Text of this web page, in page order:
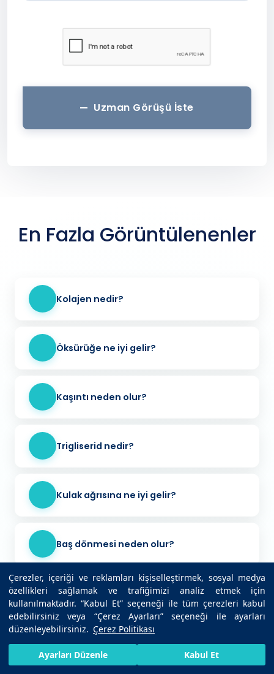
Çerezler, içeriği ve reklamları kişiselleştirmek, sosyal medya
özellikleri sağlamak ve trafiğimizi analiz etmek için
kullanılmaktadır. “Kabul Et” seçeneği ile tüm çerezleri kabul
edebilirsiniz veya “Çerez Ayarları” seçeneği ile ayarları
düzenleyebilirsiniz. Çerez Politikası
Ayarları Düzenle Kabul Et
Uzman Görüşü İste
En Fazla Görüntülenenler
Kolajen nedir?
Öksürüğe ne iyi gelir?
Kaşıntı neden olur?
Trigliserid nedir?
Kulak ağrısına ne iyi gelir?
Baş dönmesi neden olur?
İnfluenza nedir?
Şeker hastalığının ilk belirtisi nedir?
HIZLI RANDEVU AL BIZE ULAŞIN